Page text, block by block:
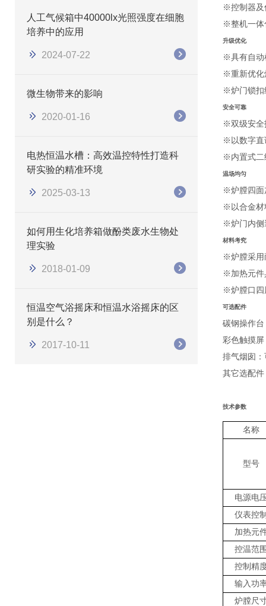
人工气候箱中40000lx光照强度在细胞
培养中的应用
2024-07-22
微生物带来的影响
2020-01-16
电热恒温水槽：高效温控特性打造科
研实验的精准环境
2025-03-13
如何用生化培养箱做酚类废水生物处
理实验
2018-01-09
恒温空气浴摇床和恒温水浴摇床的区
别是什么？
2017-10-11
※控制器及
※整机一体
升级优化
※具有自动
※重新优化
※炉门锁扣
安全可靠
※双级安全
※以数字直
※内置式二
温场均匀
※炉膛四面
※以合金材
※炉门内侧
材料考究
※炉膛采用
※加热元件
※炉膛口四
可选配件
碳钢操作
彩色触摸
排气烟囱
其它选配
技术参数
名称
型号
电源电
仪表控
加热元
控温范
控制精
输入功
炉膛尺